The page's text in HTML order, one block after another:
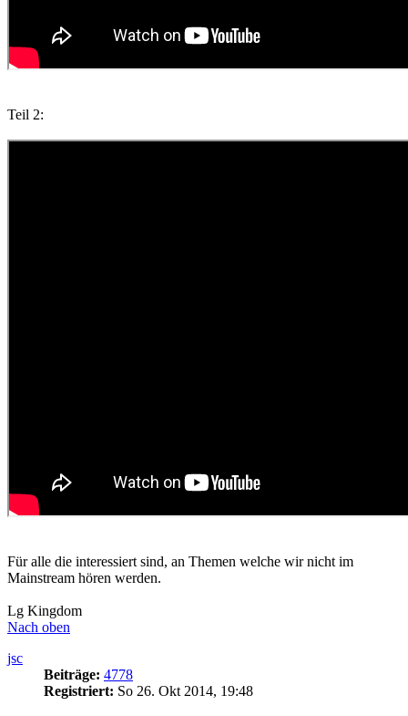
Teil 2:
Für alle die interessiert sind, an Themen welche wir nicht im
Mainstream hören werden.
Lg Kingdom
Nach oben
jsc
Beiträge: 4778
Registriert: So 26. Okt 2014, 19:48